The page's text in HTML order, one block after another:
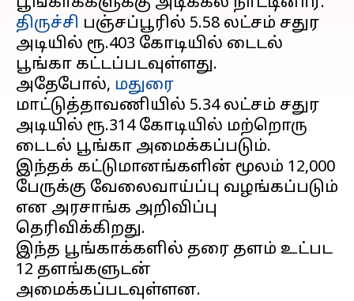
திருச்சி பஞ்சப்பூரில் 5.58 லட்சம் சதுர
அடியில் ரூ.403 கோடியில் டைடல்
பூங்கா கட்டப்படவுள்ளது.
அதேபோல், மதுரை
மாட்டுத்தாவணியில் 5.34 லட்சம் சதுர
அடியில் ரூ.314 கோடியில் மற்றொரு
டைடல் பூங்கா அமைக்கப்படும்.
இந்தக் கட்டுமானங்களின் மூலம் 12,000
பேருக்கு வேலைவாய்ப்பு வழங்கப்படும்
என அரசாங்க அறிவிப்பு
தெரிவிக்கிறது.
இந்த பூங்காக்களில் தரை தளம் உட்பட
12 தளங்களுடன்
அமைக்கப்படவுள்ளன.